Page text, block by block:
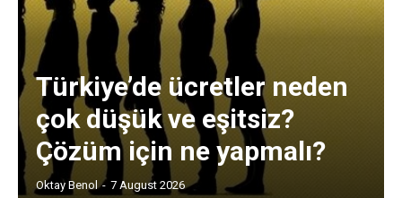
Türkiye’de ücretler neden
çok düşük ve eşitsiz?
Çözüm için ne yapmalı?
Oktay Benol - 7 August 2026